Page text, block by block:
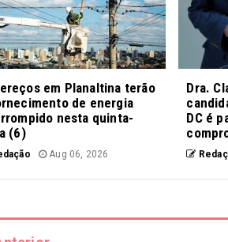
em Planaltina terão
de energia
nesta quinta-
(6)
Aug 06, 2026
Dra.
DC é